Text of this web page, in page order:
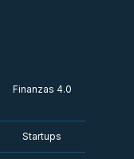
Finanzas 4.0
Startups